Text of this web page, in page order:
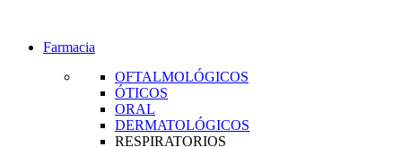
Farmacia
OFTALMOLÓGICOS
ÓTICOS
ORAL
DERMATOLÓGICOS
RESPIRATORIOS